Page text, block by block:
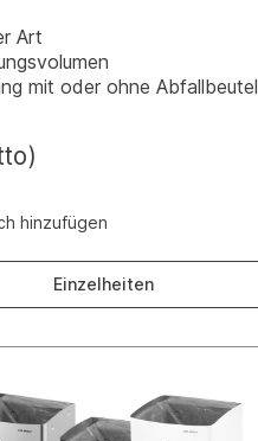
Art
mit oder ohne Abfallbeutel
hinzufügen
Einzelheiten